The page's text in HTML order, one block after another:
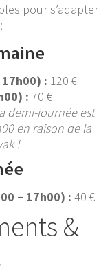
pour s’adapter
: 120 €
: 70 €
demi-journée est
en raison de la
!
– 17h00) : 40 €
&